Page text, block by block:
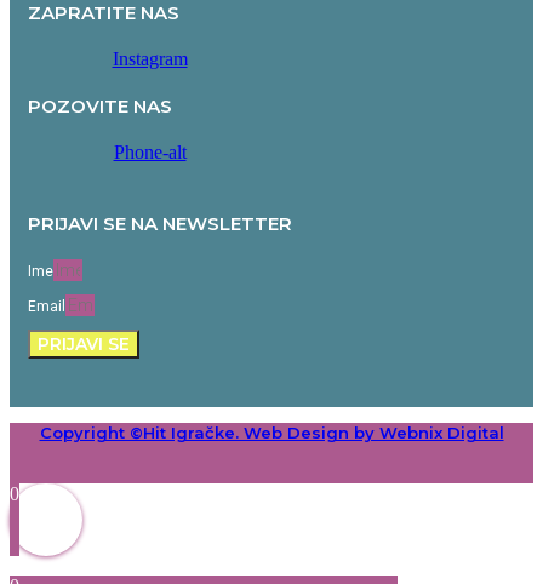
ZAPRATITE NAS
Instagram
POZOVITE NAS
Phone-alt
PRIJAVI SE NA NEWSLETTER
Ime
Email
PRIJAVI SE
Copyright ©Hit Igračke. Web Design by Webnix Digital
0